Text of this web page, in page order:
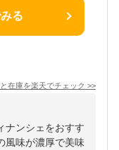
る
在庫を楽天でチェック >>
ナンシェをおすす
風味が濃厚で美味